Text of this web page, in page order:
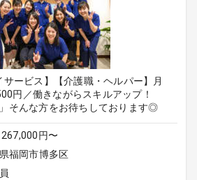
サービス】【介護職・ヘルパー】月
円／働きながらスキルアップ！
」そんな方をお待ちしております◎
267,000円〜
福岡市博多区